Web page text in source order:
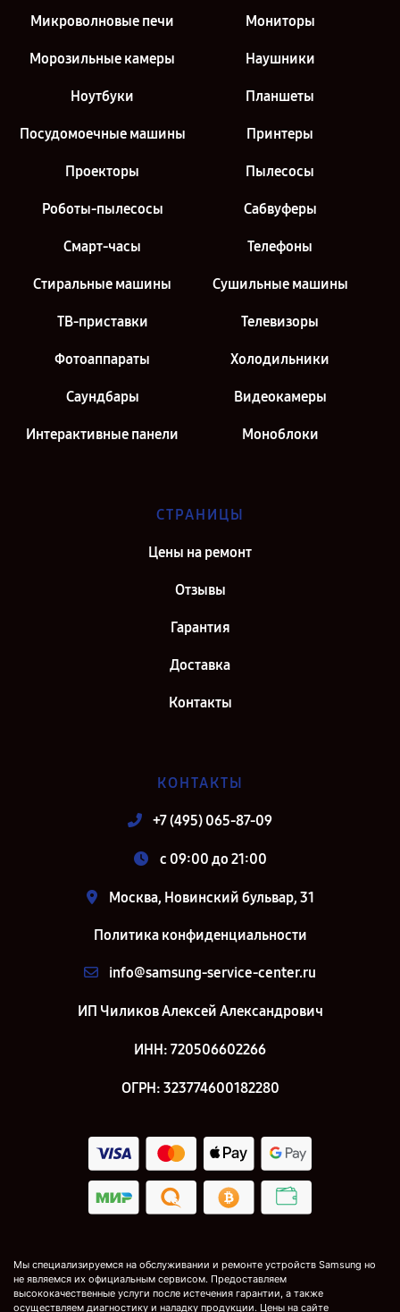
Микроволновые печи Мониторы
Морозильные камеры Наушники
Ноутбуки Планшеты
Посудомоечные машины Принтеры
Проекторы Пылесосы
Роботы-пылесосы Сабвуферы
Смарт-часы Телефоны
Стиральные машины Сушильные машины
ТВ-приставки Телевизоры
Фотоаппараты Холодильники
Саундбары Видеокамеры
Интерактивные панели Моноблоки
СТРАНИЦЫ
Цены на ремонт
Отзывы
Гарантия
Доставка
Контакты
КОНТАКТЫ
+7 (495) 065-87-09
c 09:00 до 21:00
Москва, Новинский бульвар, 31
Политика конфиденциальности
info@samsung-service-center.ru
ИП Чиликов Алексей Александрович
ИНН: 720506602266
ОГРН: 323774600182280
Мы специализируемся на обслуживании и ремонте устройств Samsung но
не являемся их официальным сервисом. Предоставляем
высококачественные услуги после истечения гарантии, а также
осуществляем диагностику и наладку продукции. Цены на сайте